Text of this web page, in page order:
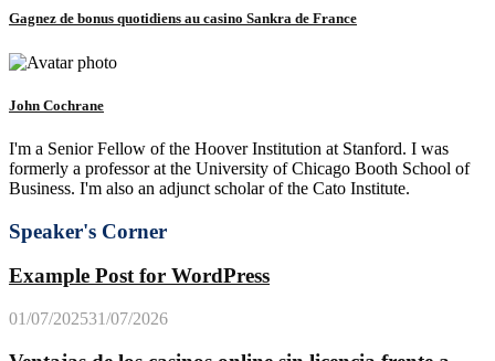
Gagnez de bonus quotidiens au casino Sankra de France
John Cochrane
I'm a Senior Fellow of the Hoover Institution at Stanford. I was
formerly a professor at the University of Chicago Booth School of
Business. I'm also an adjunct scholar of the Cato Institute.
Speaker's Corner
Example Post for WordPress
01/07/202531/07/2026